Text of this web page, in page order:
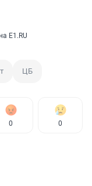
E1.RU
ЦБ
0 0